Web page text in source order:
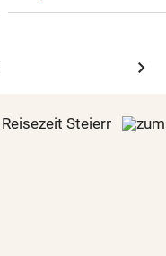
chevron_right